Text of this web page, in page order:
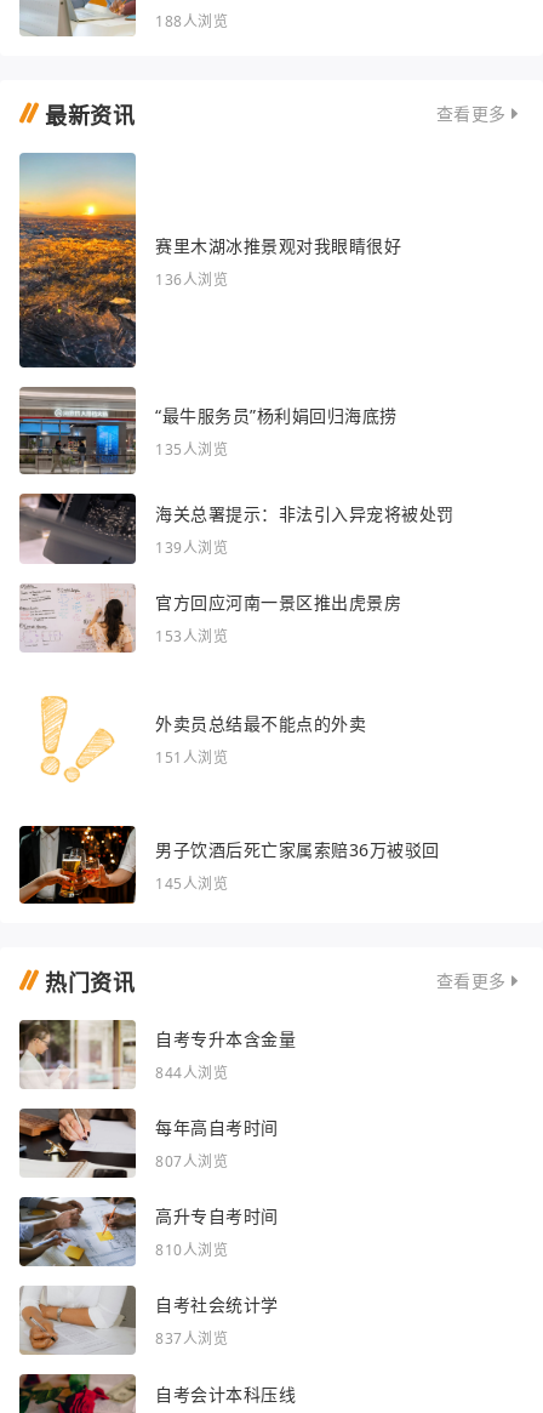
188人浏览
最新资讯 查看更多
赛里木湖冰推景观对我眼睛很好
136人浏览
“最牛服务员”杨利娟回归海底捞
135人浏览
海关总署提示：非法引入异宠将被处罚
139人浏览
官方回应河南一景区推出虎景房
153人浏览
外卖员总结最不能点的外卖
151人浏览
男子饮酒后死亡家属索赔36万被驳回
145人浏览
热门资讯 查看更多
自考专升本含金量
844人浏览
每年高自考时间
807人浏览
高升专自考时间
810人浏览
自考社会统计学
837人浏览
自考会计本科压线